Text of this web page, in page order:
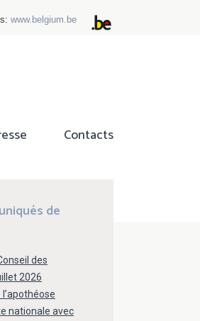
www.belgium.be
Contacts
de
des
2026
l’apothéose
nationale avec